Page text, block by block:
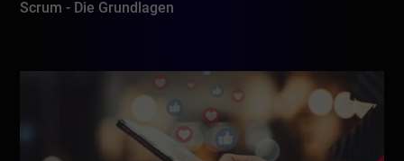
Scrum - Die Grundlagen